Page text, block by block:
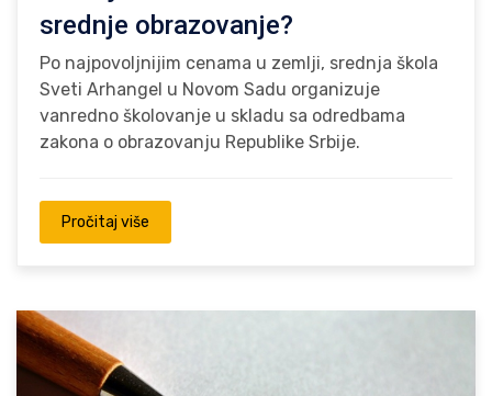
srednje obrazovanje?
Po najpovoljnijim cenama u zemlji, srednja škola
Sveti Arhangel u Novom Sadu organizuje
vanredno školovanje u skladu sa odredbama
zakona o obrazovanju Republike Srbije.
Pročitaj više